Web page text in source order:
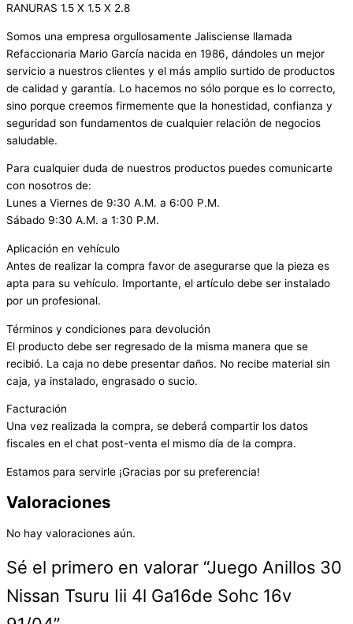
RANURAS 1.5 X 1.5 X 2.8
Somos una empresa orgullosamente Jalisciense llamada
Refaccionaria Mario García nacida en 1986, dándoles un mejor
servicio a nuestros clientes y el más amplio surtido de productos
de calidad y garantía. Lo hacemos no sólo porque es lo correcto,
sino porque creemos firmemente que la honestidad, confianza y
seguridad son fundamentos de cualquier relación de negocios
saludable.
Para cualquier duda de nuestros productos puedes comunicarte
con nosotros de:
Lunes a Viernes de 9:30 A.M. a 6:00 P.M.
Sábado 9:30 A.M. a 1:30 P.M.
Aplicación en vehículo
Antes de realizar la compra favor de asegurarse que la pieza es
apta para su vehículo. Importante, el artículo debe ser instalado
por un profesional.
Términos y condiciones para devolución
El producto debe ser regresado de la misma manera que se
recibió. La caja no debe presentar daños. No recibe material sin
caja, ya instalado, engrasado o sucio.
Facturación
Una vez realizada la compra, se deberá compartir los datos
fiscales en el chat post-venta el mismo día de la compra.
Estamos para servirle ¡Gracias por su preferencia!
Valoraciones
No hay valoraciones aún.
Sé el primero en valorar “Juego Anillos 30
Nissan Tsuru Iii 4l Ga16de Sohc 16v